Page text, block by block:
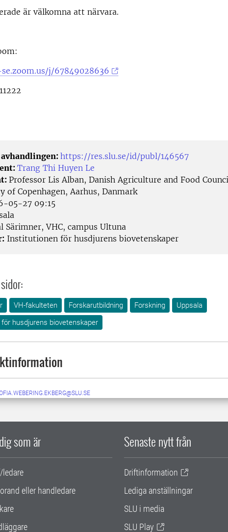
är välkomna att närvara.
j/67849028636
https://res.slu.se/id/publ/146567
Trang Thi Huyen Le
Professor Lis Alban, Danish Agriculture and Food
of Copenhagen, Aarhus, Danmark
05-27 09:15
Särimner, VHC, campus Ultuna
Institutionen för husdjurens biovetenskaper
VH-fakulteten Forskarutbildning Forskning
Uppsala
husdjurens biovetenskaper
som är
ledare
eller handledare
Senaste nytt från
Driftinformation
Lediga anställningar
SLU i media
SLU Play